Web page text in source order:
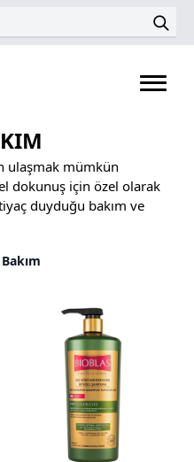
ulaşmak mümkün
dokunuş için özel olarak
duyduğu bakım ve